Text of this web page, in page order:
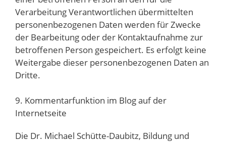
Verarbeitung Verantwortlichen übermittelten
personenbezogenen Daten werden für Zwecke
der Bearbeitung oder der Kontaktaufnahme zur
betroffenen Person gespeichert. Es erfolgt keine
Weitergabe dieser personenbezogenen Daten an
Dritte.
9. Kommentarfunktion im Blog auf der
Internetseite
Die Dr. Michael Schütte-Daubitz, Bildung und